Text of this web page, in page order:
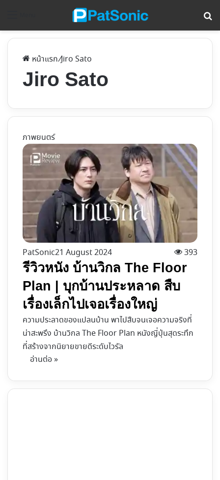
หน้าแรก/Jiro Sato
Jiro Sato
ภาพยนตร์
PatSonic21 August 2024 393
รีวิวหนัง บ้านวิกล The Floor
Plan | บุกบ้านประหลาด สืบ
เรื่องเล็กไปเจอเรื่องใหญ่
ความประลาดของแปลนบ้าน พาไปสืบจนเจอความจริงที่
น่าสะพรึง บ้านวิกล The Floor Plan หนังญี่ปุ่นสุดระทึก
ที่สร้างจากนิยายขายดีระดับไวรัล
อ่านต่อ »